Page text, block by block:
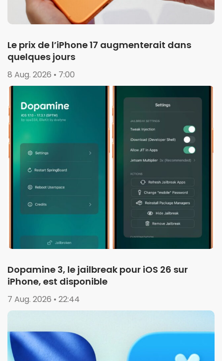
Le prix de l’iPhone 17 augmenterait dans
quelques jours
8 Aug. 2026 • 7:00
Dopamine 3, le jailbreak pour iOS 26 sur
iPhone, est disponible
7 Aug. 2026 • 22:44